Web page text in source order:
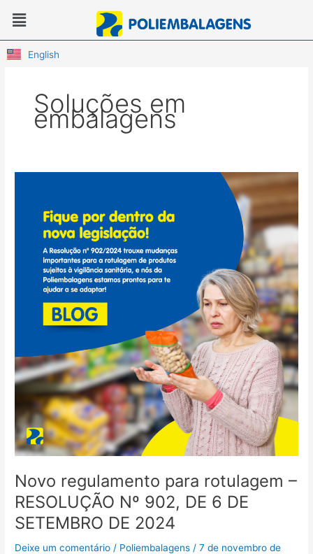
para
o
conteúdo
Menu
English
Soluções em
embalagens
Novo regulamento para rotulagem –
RESOLUÇÃO Nº 902, DE 6 DE
SETEMBRO DE 2024
Deixe um comentário / Poliembalagens/7 de novembro de
rotulagem
RESOLUÇÃO
DE
2024